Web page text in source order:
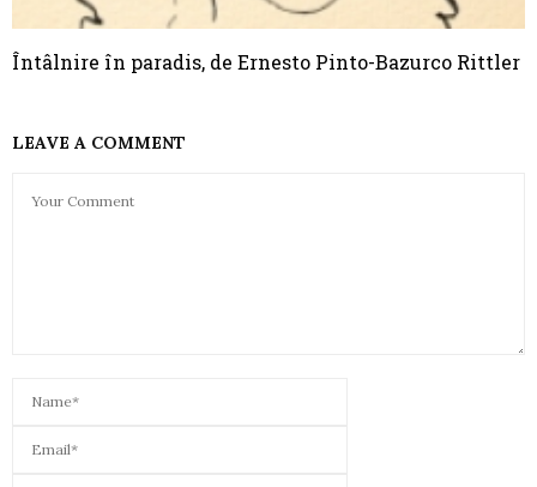
Întâlnire în paradis, de Ernesto Pinto-Bazurco Rittler
LEAVE A COMMENT